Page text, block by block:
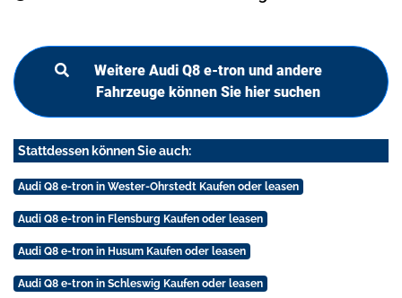
Weitere Audi Q8 e-tron und andere
Fahrzeuge können Sie hier suchen
Stattdessen können Sie auch:
Audi Q8 e-tron in Wester-Ohrstedt Kaufen oder leasen
Audi Q8 e-tron in Flensburg Kaufen oder leasen
Audi Q8 e-tron in Husum Kaufen oder leasen
Audi Q8 e-tron in Schleswig Kaufen oder leasen